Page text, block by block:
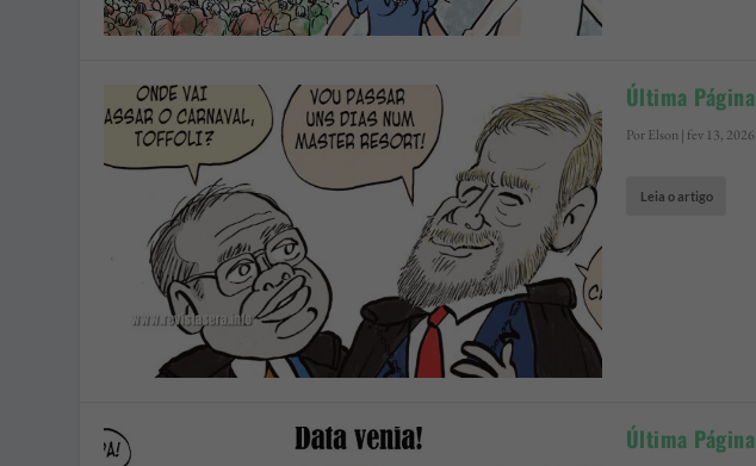
Última Página
PorElson| fev 13, 2026
Leia o artigo
Última Página